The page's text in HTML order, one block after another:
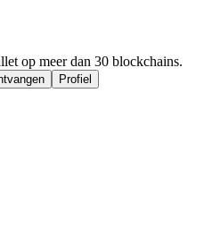
op meer dan 30 blockchains.
Profiel